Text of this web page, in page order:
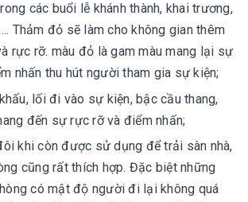
các buổi lễ khánh thành, khai trương,
Thảm đỏ sẽ làm cho không gian thêm
rực rỡ. màu đỏ là gam màu mang lại sự
nhấn thu hút người tham gia sự kiện;
lối đi vào sự kiện, bậc cầu thang,
đến sự rực rỡ và điểm nhấn;
khi còn được sử dụng để trải sàn nhà,
cũng rất thích hợp. Đặc biệt những
có mật độ người đi lại không quá